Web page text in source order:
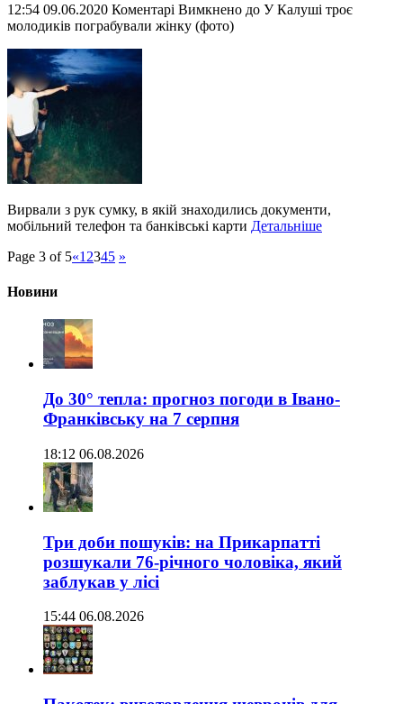
12:54 09.06.2020 Коментарі Вимкнено до У Калуші троє
молодиків пограбували жінку (фото)
Вирвали з рук сумку, в якій знаходились документи,
мобільний телефон та банківські карти Детальніше
Page 3 of 5«1 2345 »
Новини
До 30° тепла: прогноз погоди в Івано-
Франківську на 7 серпня
18:12 06.08.2026
Три доби пошуків: на Прикарпатті
розшукали 76-річного чоловіка, який
заблукав у лісі
15:44 06.08.2026